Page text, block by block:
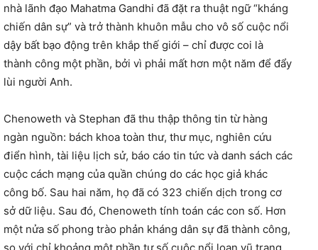
nhà lãnh đạo Mahatma Gandhi đã đặt ra thuật ngữ “kháng
chiến dân sự” và trở thành khuôn mẫu cho vô số cuộc nổi
dậy bất bạo động trên khắp thế giới – chỉ được coi là
thành công một phần, bởi vì phải mất hơn một năm để đẩy
lùi người Anh.
Chenoweth và Stephan đã thu thập thông tin từ hàng
ngàn nguồn: bách khoa toàn thư, thư mục, nghiên cứu
điển hình, tài liệu lịch sử, báo cáo tin tức và danh sách các
cuộc cách mạng của quần chúng do các học giả khác
công bố. Sau hai năm, họ đã có 323 chiến dịch trong cơ
sở dữ liệu. Sau đó, Chenoweth tính toán các con số. Hơn
một nửa số phong trào phản kháng dân sự đã thành công,